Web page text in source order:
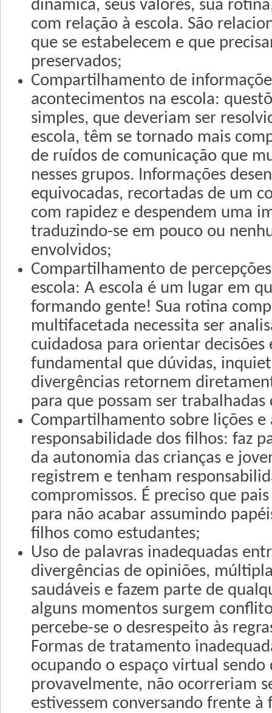
dinâmica, seus valores, sua
com relação à escola. São
que se estabelecem e que
preservados;
Compartilhamento de
acontecimentos na escola:
simples, que deveriam ser
escola, têm se tornado mais
de ruídos de comunicação que
nesses grupos. Informações
equivocadas, recortadas de um
com rapidez e despendem uma
traduzindo-se em pouco ou
envolvidos;
Compartilhamento de
escola: A escola é um lugar em
formando gente! Sua rotina
multifacetada necessita ser
cuidadosa para orientar decisões
fundamental que dúvidas,
divergências retornem
para que possam ser
Compartilhamento sobre lições e
responsabilidade dos filhos: faz
da autonomia das crianças e
registrem e tenham
compromissos. É preciso que
para não acabar assumindo
filhos como estudantes;
Uso de palavras inadequadas
divergências de opiniões,
saudáveis e fazem parte de
alguns momentos surgem
percebe-se o desrespeito às
Formas de tratamento
ocupando o espaço virtual sendo
provavelmente, não ocorreriam
estivessem conversando frente à